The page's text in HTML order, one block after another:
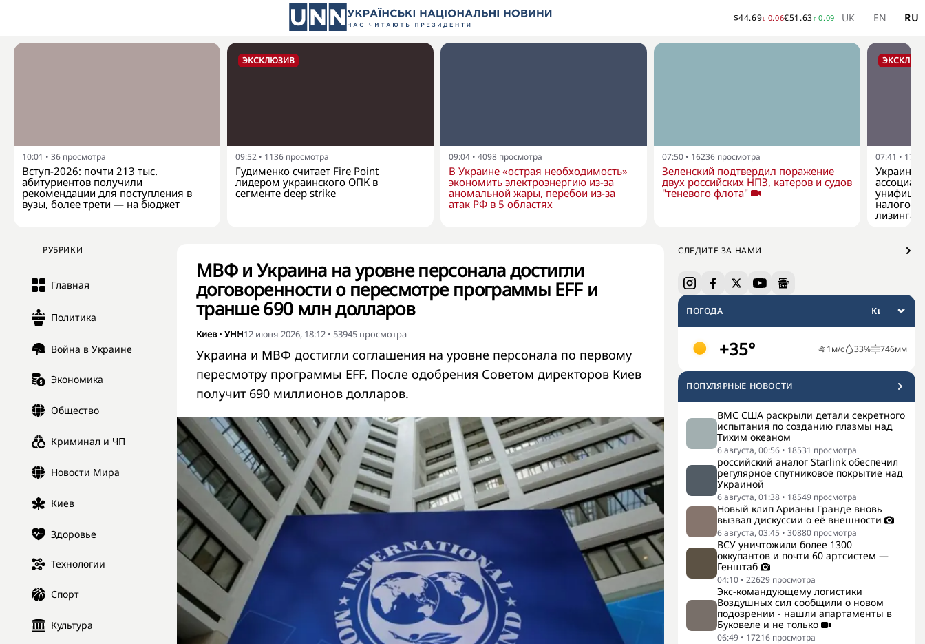
$44.69↓ 0.06€51.63↑ 0.09 UK EN RU
10:01 • 36 просмотра
Вступ-2026: почти 213 тыс.
абитуриентов получили
рекомендации для поступления в
вузы, более трети — на бюджет
ЭКСКЛЮЗИВ
09:52 • 1136 просмотра
Гудименко считает Fire Point
лидером украинского ОПК в
сегменте deep strike
09:04 • 4098 просмотра
В Украине «острая необходимость»
экономить электроэнергию из-за
аномальной жары, перебои из-за
атак РФ в 5 областях
07:50 • 16236 просмотра
Зеленский подтвердил поражение
двух российских НПЗ, катеров и судов
"теневого флота"
07:41 •
лизинга
РУБРИКИ
Главная
Политика
Война в Украине
Экономика
Общество
Криминал и ЧП
Новости Мира
Киев
Здоровье
Технологии
Спорт
Культура
СЛЕДИТЕ ЗА НАМИ
ПОГОДА
+35° 1м/с 33% 746мм
ПОПУЛЯРНЫЕ НОВОСТИ
ВМС США раскрыли детали секретного
испытания по созданию плазмы над
Тихим океаном
6 августа, 00:56 • 18531 просмотра
российский аналог Starlink обеспечил
регулярное спутниковое покрытие над
Украиной
6 августа, 01:38 • 18549 просмотра
Новый клип Арианы Гранде вновь
вызвал дискуссии о её внешности
6 августа, 03:45 • 30880 просмотра
ВСУ уничтожили более 1300
оккупантов и почти 60 артсистем —
Генштаб
04:10 • 22629 просмотра
Экс-командующему логистики
Воздушных сил сообщили о новом
подозрении - нашли апартаменты в
Буковеле и не только
06:49 • 17216 просмотра
МВФ и Украина на уровне персонала достигли
договоренности о пересмотре программы EFF и
транше 690 млн долларов
Киев• УНН12 июня 2026, 18:12 • 53945 просмотра
Украина и МВФ достигли соглашения на уровне персонала по первому
пересмотру программы EFF. После одобрения Советом директоров Киев
получит 690 миллионов долларов.